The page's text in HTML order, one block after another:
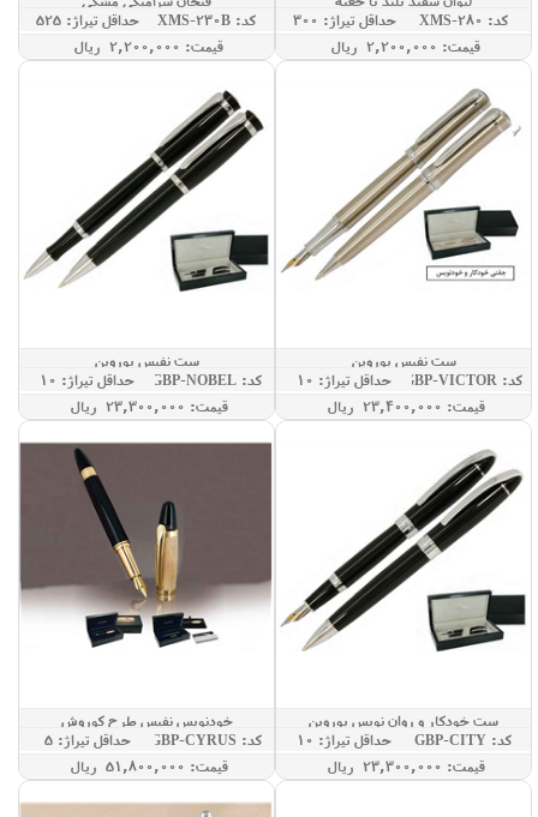
کد: XMS-280
حداقل تيراژ: 300
قيمت: 2,200,000 ريال
کد: XMS-230B
حداقل تيراژ: 525
قيمت: 2,200,000 ريال
ست نفیس یوروپن
کد: GBP-VICTOR
حداقل تيراژ: 10
قيمت: 23,400,000 ريال
ست نفیس یوروپن
کد: GBP-NOBEL
حداقل تيراژ: 10
قيمت: 23,300,000 ريال
ست خودکار و روان نویس یوروپن
کد: GBP-CITY
حداقل تيراژ: 10
قيمت: 23,300,000 ريال
خودنویس نفیس طرح کوروش
کد: GBP-CYRUS
حداقل تيراژ: 5
قيمت: 51,800,000 ريال